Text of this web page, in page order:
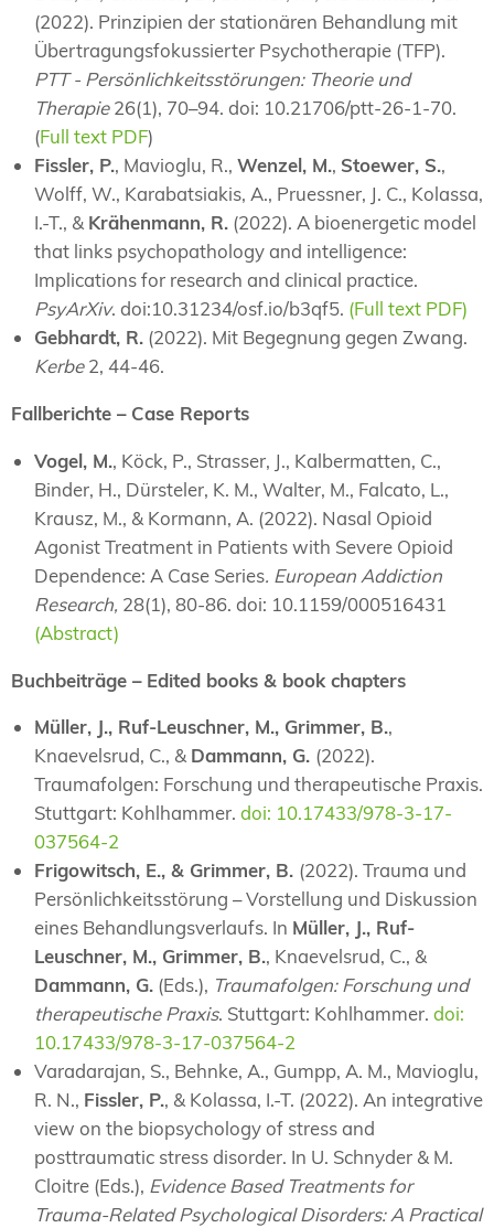
(2022). Prinzipien der stationären Behandlung mit
Übertragungsfokussierter Psychotherapie (TFP).
PTT - Persönlichkeitsstörungen: Theorie und
Therapie26(1), 70–94. doi: 10.21706/ptt-26-1-70.
(Full text PDF)
Fissler, P., Mavioglu, R., Wenzel, M., Stoewer, S.,
Wolff, W., Karabatsiakis, A., Pruessner, J. C., Kolassa,
I.-T., & Krähenmann, R. (2022). A bioenergetic model
that links psychopathology and intelligence:
Implications for research and clinical practice.
PsyArXiv. doi:10.31234/osf.io/b3qf5. (Full text PDF)
Gebhardt, R. (2022). Mit Begegnung gegen Zwang.
Kerbe2, 44-46.
Fallberichte – Case Reports
Vogel, M., Köck, P., Strasser, J., Kalbermatten, C.,
Binder, H., Dürsteler, K. M., Walter, M., Falcato, L.,
Krausz, M., & Kormann, A. (2022). Nasal Opioid
Agonist Treatment in Patients with Severe Opioid
Dependence: A Case Series. European Addiction
Research, 28(1), 80-86. doi: 10.1159/000516431
(Abstract)
Buchbeiträge – Edited books & book chapters
Müller, J., Ruf-Leuschner, M., Grimmer, B.,
Knaevelsrud, C., & Dammann, G. (2022).
Traumafolgen: Forschung und therapeutische Praxis.
Stuttgart: Kohlhammer. doi: 10.17433/978-3-17-
037564-2
Frigowitsch, E., & Grimmer, B. (2022). Trauma und
Persönlichkeitsstörung – Vorstellung und Diskussion
eines Behandlungsverlaufs. In Müller, J., Ruf-
Leuschner, M., Grimmer, B., Knaevelsrud, C., &
Dammann, G. (Eds.), Traumafolgen: Forschung und
therapeutische Praxis. Stuttgart: Kohlhammer. doi:
10.17433/978-3-17-037564-2
Varadarajan, S., Behnke, A., Gumpp, A. M., Mavioglu,
R. N., Fissler, P., & Kolassa, I.-T. (2022). An integrative
view on the biopsychology of stress and
posttraumatic stress disorder. In U. Schnyder & M.
Cloitre (Eds.), Evidence Based Treatments for
Trauma-Related Psychological Disorders: A Practical